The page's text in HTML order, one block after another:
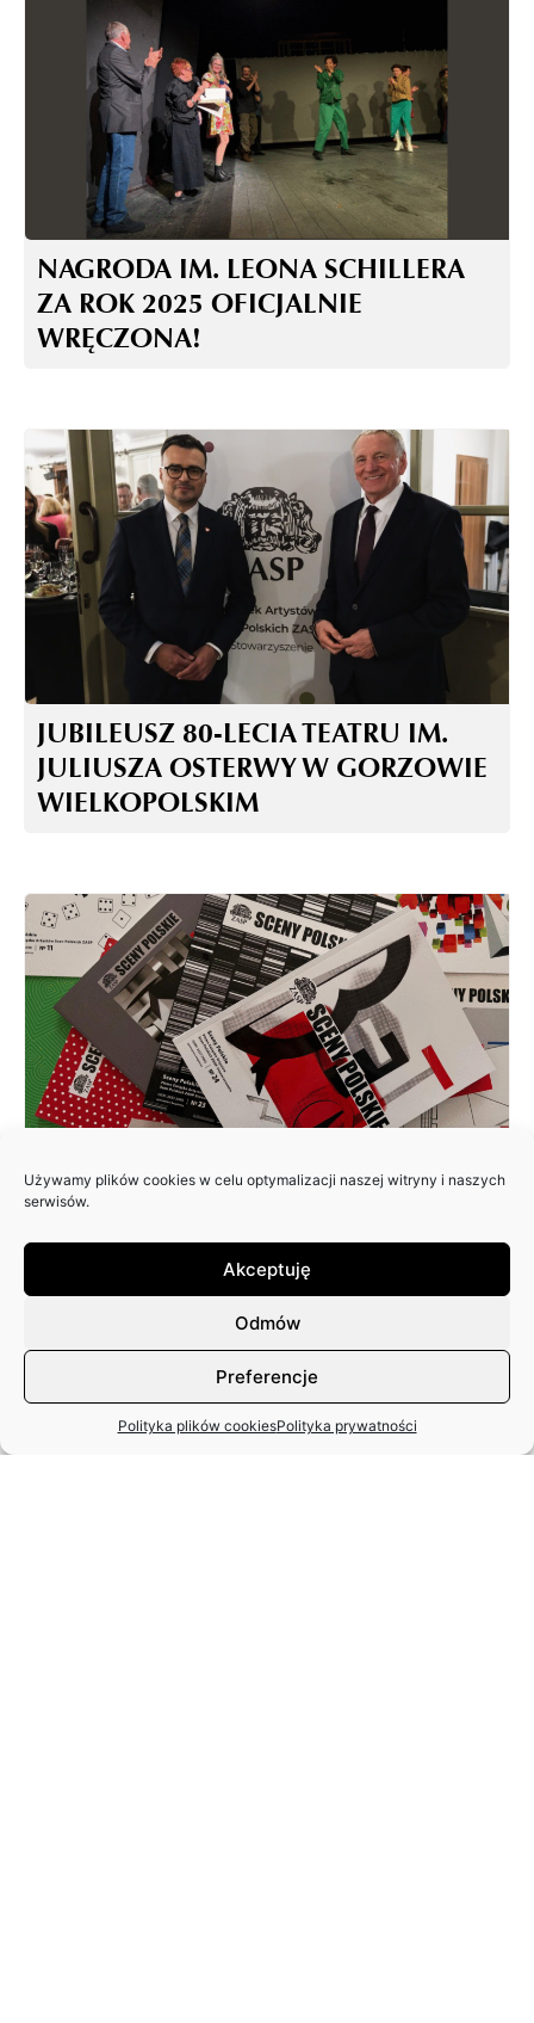
Używamy plików cookies w celu optymalizacji naszej witryny i naszych
serwisów.
Akceptuję
Odmów
Preferencje
Polityka plików cookiesPolityka prywatności
NAGRODA IM. LEONA SCHILLERA
ZA ROK 2025 OFICJALNIE
WRĘCZONA!
JUBILEUSZ 80-LECIA TEATRU IM.
JULIUSZA OSTERWY W GORZOWIE
WIELKOPOLSKIM
ZAPRASZAMY DO NADSYŁANIA
PISMA: SCENY POLSKIE